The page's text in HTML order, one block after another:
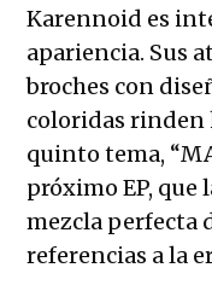
Karennoid es
apariencia. Sus
broches con
coloridas rinden
quinto tema,
próximo EP, que
mezcla perfecta
referencias a la